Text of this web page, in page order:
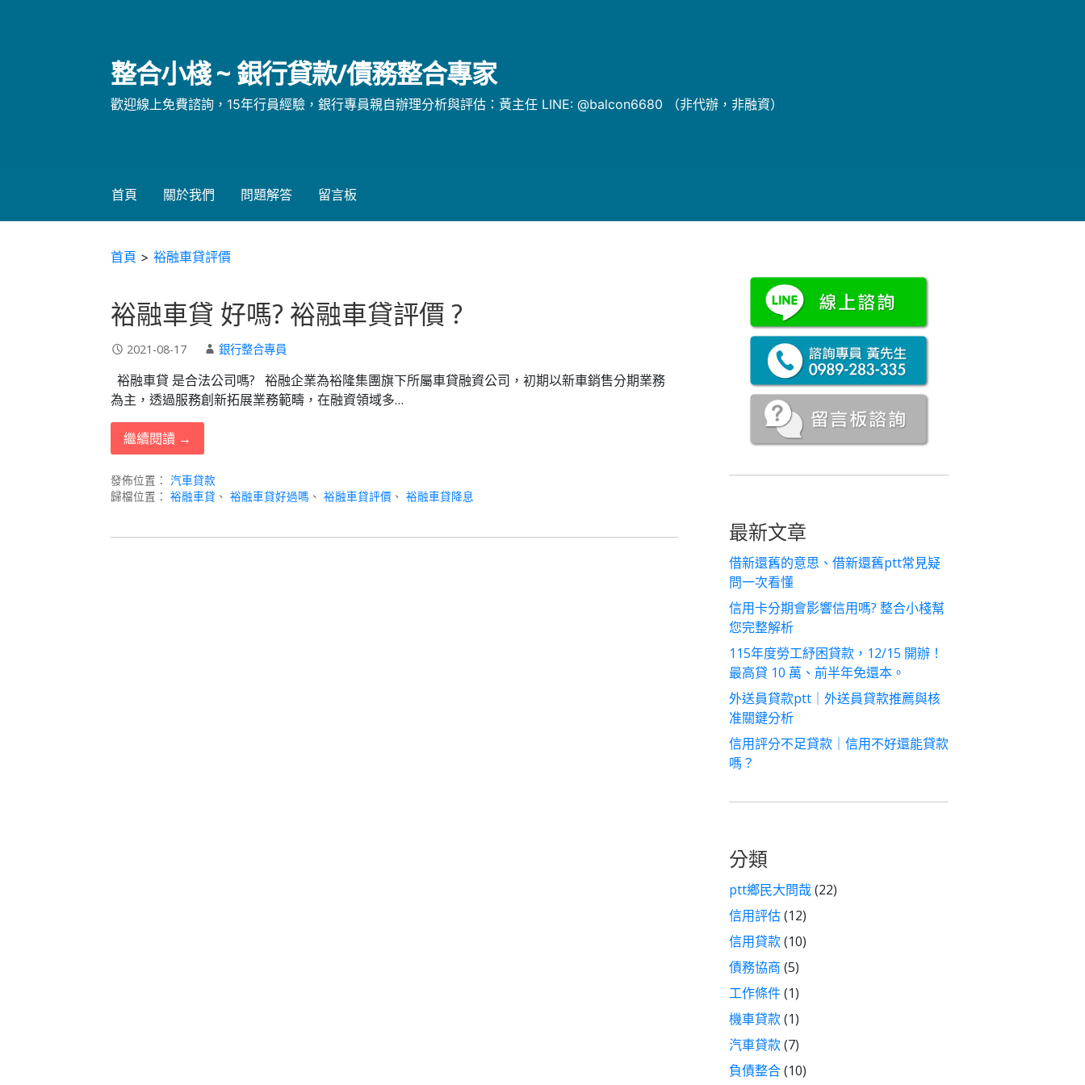
整合小棧 ~ 銀行貸款/債務整合專家
歡迎線上免費諮詢，15年行員經驗，銀行專員親自辦理分析與評估：黃主任 LINE: @balcon6680 （非代辦，非融資）
首頁 關於我們 問題解答 留言板
首頁 >裕融車貸評價
裕融車貸 好嗎? 裕融車貸評價 ?
2021-08-17 銀行整合專員
裕融車貸 是合法公司嗎? 裕融企業為裕隆集團旗下所屬車貸融資公司，初期以新車銷售分期業務
為主，透過服務創新拓展業務範疇，在融資領域多…
繼續閱讀 →
發佈位置：汽車貸款
歸檔位置：裕融車貸 、裕融車貸好過嗎 、裕融車貸評價 、裕融車貸降息
最新文章
借新還舊的意思、借新還舊ptt常見疑
問一次看懂
信用卡分期會影響信用嗎? 整合小棧幫
您完整解析
115年度勞工紓困貸款，12/15 開辦！
最高貸 10 萬、前半年免還本。
外送員貸款ptt｜外送員貸款推薦與核
准關鍵分析
信用評分不足貸款｜信用不好還能貸款
嗎？
分類
ptt鄉民大問哉(22)
信用評估(12)
信用貸款(10)
債務協商 (5)
工作條件(1)
機車貸款(1)
汽車貸款(7)
負債整合(10)